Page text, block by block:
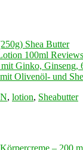
Shea Butter
100ml Reviews
Ginko,
Olivenöl- und
, lotion, Sheabutter
– 200